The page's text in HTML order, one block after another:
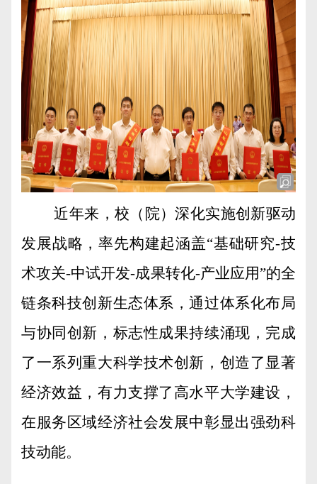
近年来，校（院）深化实施创新驱动
发展战略，率先构建起涵盖“基础研究-技
术攻关-中试开发-成果转化-产业应用”的全
链条科技创新生态体系，通过体系化布局
与协同创新，标志性成果持续涌现，完成
了一系列重大科学技术创新，创造了显著
经济效益，有力支撑了高水平大学建设，
在服务区域经济社会发展中彰显出强劲科
技动能。